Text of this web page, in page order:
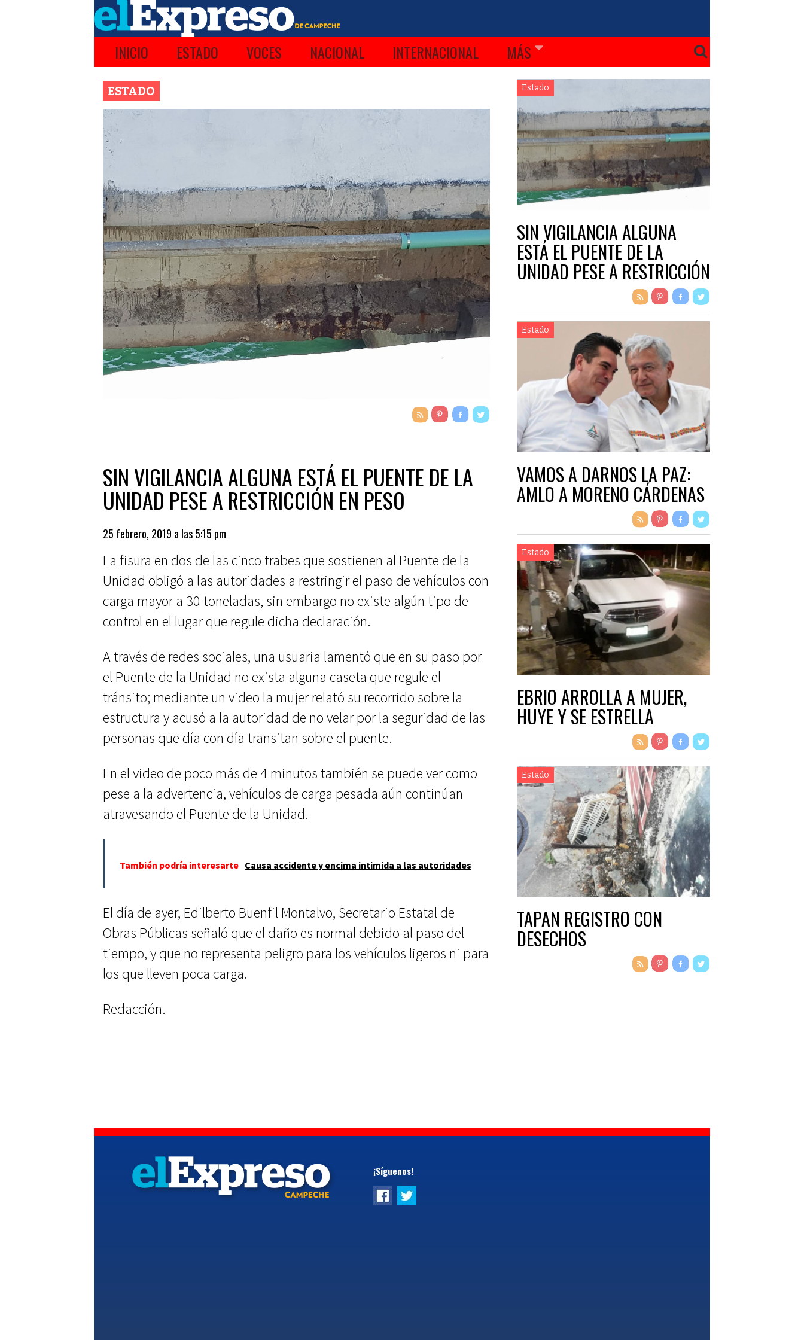
INICIO ESTADO VOCES NACIONAL INTERNACIONAL MÁS
ESTADO
SIN VIGILANCIA ALGUNA ESTÁ EL PUENTE DE LA
UNIDAD PESE A RESTRICCIÓN EN PESO
25 febrero, 2019 a las 5:15 pm
La fisura en dos de las cinco trabes que sostienen al Puente de la
Unidad obligó a las autoridades a restringir el paso de vehículos con
carga mayor a 30 toneladas, sin embargo no existe algún tipo de
control en el lugar que regule dicha declaración.
A través de redes sociales, una usuaria lamentó que en su paso por
el Puente de la Unidad no exista alguna caseta que regule el
tránsito; mediante un video la mujer relató su recorrido sobre la
estructura y acusó a la autoridad de no velar por la seguridad de las
personas que día con día transitan sobre el puente.
En el video de poco más de 4 minutos también se puede ver como
pese a la advertencia, vehículos de carga pesada aún continúan
atravesando el Puente de la Unidad.
También podría interesarte Causa accidente y encima intimida a las autoridades
El día de ayer, Edilberto Buenfil Montalvo, Secretario Estatal de
Obras Públicas señaló que el daño es normal debido al paso del
tiempo, y que no representa peligro para los vehículos ligeros ni para
los que lleven poca carga.
Redacción.
Estado
SIN VIGILANCIA ALGUNA
ESTÁ EL PUENTE DE LA
UNIDAD PESE A RESTRICCIÓN
Estado
VAMOS A DARNOS LA PAZ:
AMLO A MORENO CÁRDENAS
Estado
EBRIO ARROLLA A MUJER,
HUYE Y SE ESTRELLA
Estado
TAPAN REGISTRO CON
DESECHOS
¡Síguenos!